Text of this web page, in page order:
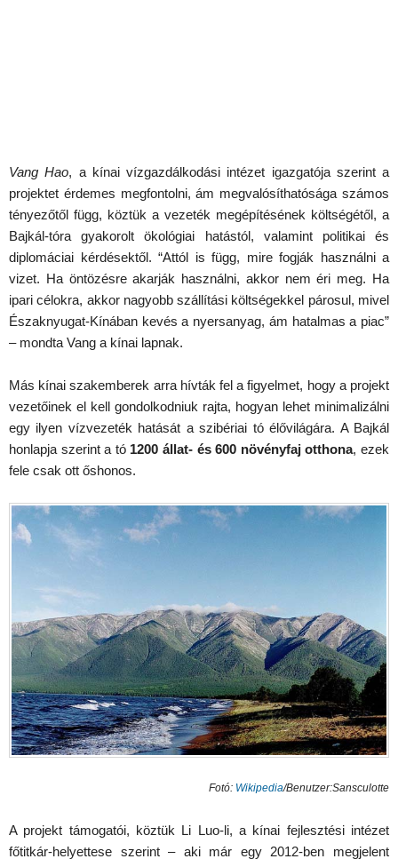
Vang Hao, a kínai vízgazdálkodási intézet igazgatója szerint a
projektet érdemes megfontolni, ám megvalósíthatósága számos
tényezőtől függ, köztük a vezeték megépítésének költségétől, a
Bajkál-tóra gyakorolt ökológiai hatástól, valamint politikai és
diplomáciai kérdésektől. “Attól is függ, mire fogják használni a
vizet. Ha öntözésre akarják használni, akkor nem éri meg. Ha
ipari célokra, akkor nagyobb szállítási költségekkel párosul, mivel
Északnyugat-Kínában kevés a nyersanyag, ám hatalmas a piac”
– mondta Vang a kínai lapnak.
Más kínai szakemberek arra hívták fel a figyelmet, hogy a projekt
vezetőinek el kell gondolkodniuk rajta, hogyan lehet minimalizálni
egy ilyen vízvezeték hatását a szibériai tó élővilágára. A Bajkál
honlapja szerint a tó 1200 állat- és 600 növényfaj otthona, ezek
fele csak ott őshonos.
Fotó: Wikipedia/Benutzer:Sansculotte
A projekt támogatói, köztük Li Luo-li, a kínai fejlesztési intézet
főtitkár-helyettese szerint – aki már egy 2012-ben megjelent